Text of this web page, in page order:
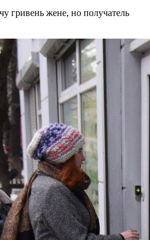
гривень жене, но получатель